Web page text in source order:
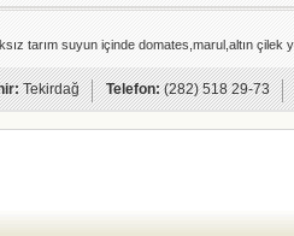
tarım suyun içinde domates,marul,altın çilek
Tekirdağ Telefon:(282) 518 29-73